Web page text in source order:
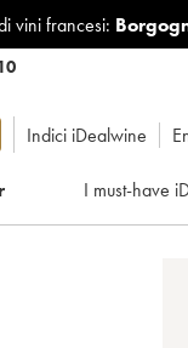
vini francesi:
Indici iDealwine
I must-have